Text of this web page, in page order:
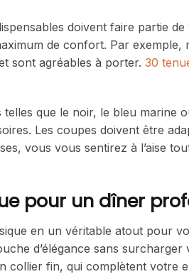
doivent faire partie
de confort. Par exemple,
sont agréables à porter. 30
que le noir, le bleu marine
Les coupes doivent être
vous vous sentirez à l’aise
pour un dîner
en un véritable atout pour
d’élégance sans
collier fin, qui complètent votre